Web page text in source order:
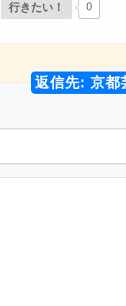
行きたい！ 0
返信先: 京都